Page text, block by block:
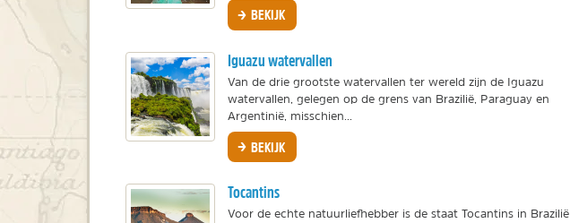
BEKIJK
Iguazu watervallen
Van de drie grootste watervallen ter wereld zijn de Iguazu
watervallen, gelegen op de grens van Brazilië, Paraguay en
Argentinië, misschien...
BEKIJK
Tocantins
Voor de echte natuurliefhebber is de staat Tocantins in Brazilië